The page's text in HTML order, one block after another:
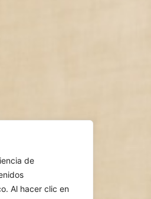
de
Al hacer clic en